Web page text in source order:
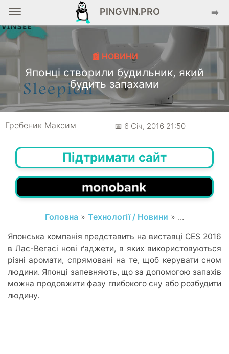
PINGVIN.PRO ➡️
📰 НОВИНИ
Японці створили будильник, який
будить запахами
Гребеник Максим 📅 6 Січ, 2016 21:50
Підтримати сайт
Головна » Технології / Новини » ...
Японська компанія представить на виставці CES 2016
в Лас-Вегасі нові ґаджети, в яких використовуються
різні аромати, спрямовані на те, щоб керувати сном
людини. Японці запевняють, що за допомогою запахів
можна продовжити фазу глибокого сну або розбудити
людину.